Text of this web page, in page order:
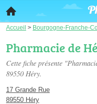
Accueil > Bourgogne-Franche-
Pharmacie de
Cette fiche présente
89550 Héry.
17 Grande Rue
89550 Héry